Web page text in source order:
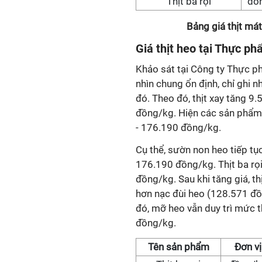
Bảng giá thịt
Giá thịt heo tại Thực
Khảo sát tại Công ty Thực
nhìn chung ổn định, chỉ ghi
đó. Theo đó, thịt xay tăng
đồng/kg. Hiện các sản
- 176.190 đồng/kg.
Cụ thể, sườn non heo tiếp
176.190 đồng/kg. Thịt ba
đồng/kg. Sau khi tăng giá,
hơn nạc đùi heo (128.571
đó, mỡ heo vẫn duy trì mức
đồng/kg.
Tên sản phẩm
Đơn vị